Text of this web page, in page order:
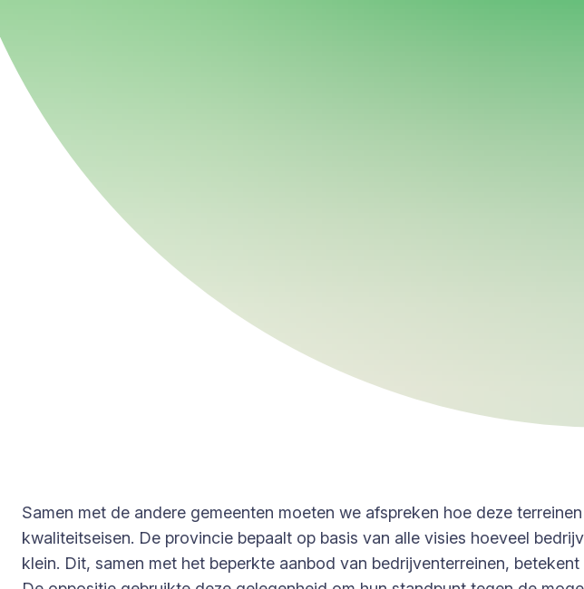
Samen met de andere gemeenten moeten we afspreken hoe deze
kwaliteitseisen. De provincie bepaalt op basis van alle visies hoeveel
klein. Dit, samen met het beperkte aanbod van bedrijventerreinen,